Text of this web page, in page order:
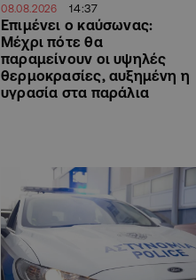
08.08.2026 14:37
Επιμένει ο καύσωνας:
Μέχρι πότε θα
παραμείνουν οι υψηλές
θερμοκρασίες, αυξημένη η
υγρασία στα παράλια